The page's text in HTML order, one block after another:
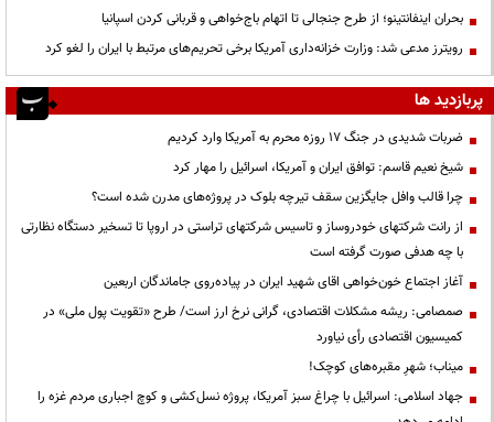
بحران اینفانتینو؛ از طرح جنجالی تا اتهام باج‌خواهی و قربانی کردن اسپانیا
رویترز مدعی شد: وزارت خزانه‌داری آمریکا برخی تحریم‌های مرتبط با ایران را لغو کرد
پربازدید ها
ضربات شدیدی در جنگ ۱۷ روزه محرم به آمریکا وارد کردیم
شیخ نعیم قاسم: توافق ایران و آمریکا، اسرائیل را مهار کرد
چرا قالب وافل جایگزین سقف تیرچه بلوک در پروژه‌های مدرن شده است؟
از رانت‌ شرکتهای خودروساز و تاسیس شرکتهای تراستی در اروپا تا تسخیر دستگاه نظارتی
با چه هدفی صورت گرفته است
آغاز اجتماع خون‌خواهی اقای شهید ایران در پیاده‌روی جاماندگان اربعین
صمصامی: ریشه مشکلات اقتصادی، گرانی نرخ ارز است/ طرح «تقویت پول ملی» در
کمیسیون اقتصادی رأی نیاورد
میناب؛ شهرِ مقبره‌های کوچک!
جهاد اسلامی: اسرائیل با چراغ سبز آمریکا، پروژه نسل‌کشی و کوچ اجباری مردم غزه را